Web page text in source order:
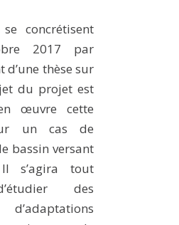
concrétisent
2017 par
d’une thèse sur
du projet est
œuvre cette
un cas de
bassin versant
s’agira tout
des